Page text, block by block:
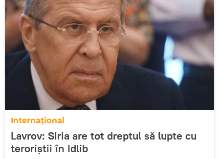
Internaţional
Lavrov: Siria are tot dreptul să lupte cu
teroriștii în Idlib